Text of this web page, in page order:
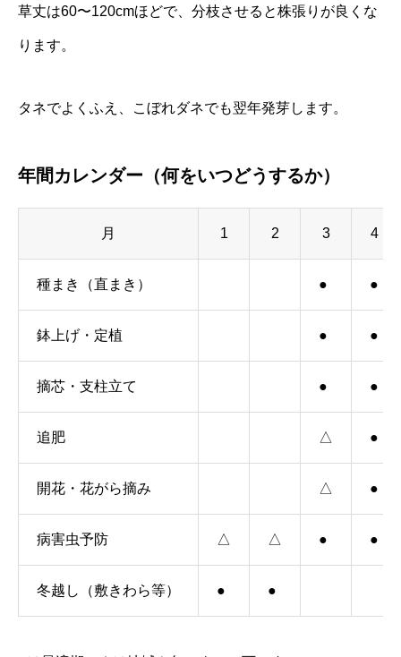
草丈は60〜120cmほどで、分枝させると株張りが良くな
ります。
タネでよくふえ、こぼれダネでも翌年発芽します。
年間カレンダー（何をいつどうするか）
月 1 2 3 4
種まき（直まき） ● ●
鉢上げ・定植 ● ●
摘芯・支柱立て ● ●
追肥 △ ●
開花・花がら摘み △ ●
病害虫予防 △ △ ● ●
冬越し（敷きわら等） ● ●